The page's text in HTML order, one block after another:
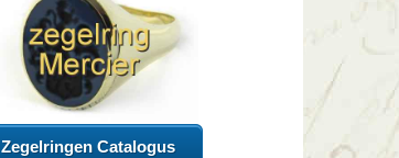
Zegelringen Catalogus